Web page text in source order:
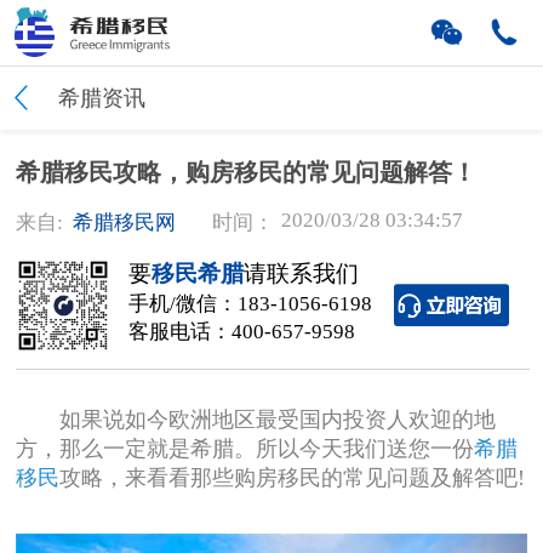
希腊资讯
希腊移民攻略，购房移民的常见问题解答！
来自: 希腊移民网 时间： 2020/03/28 03:34:57
要移民希腊请联系我们
手机/微信： 183-1056-6198
客服电话： 400-657-9598
如果说如今欧洲地区最受国内投资人欢迎的地
方，那么一定就是希腊。所以今天我们送您一份希腊
移民攻略，来看看那些购房移民的常见问题及解答吧!